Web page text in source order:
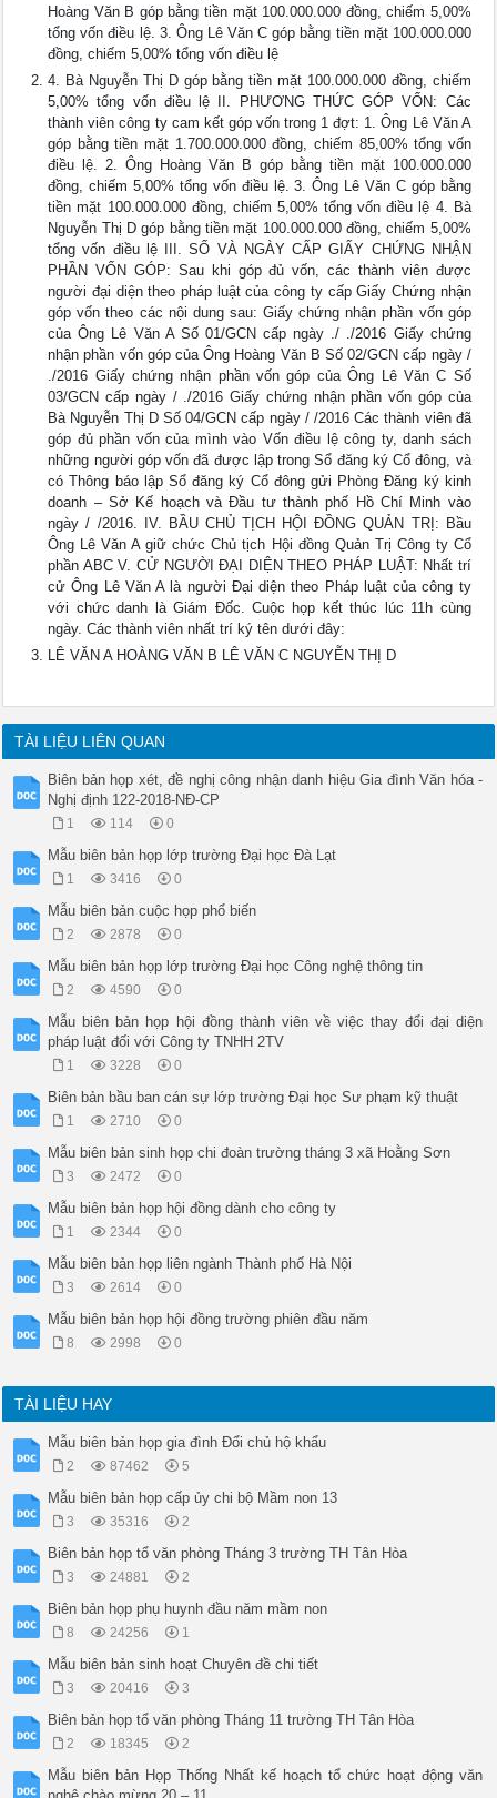
Hoàng Văn B góp bằng tiền mặt 100.000.000 đồng, chiếm 5,00%
tổng vốn điều lệ. 3. Ông Lê Văn C góp bằng tiền mặt 100.000.000
đồng, chiếm 5,00% tổng vốn điều lệ
4. Bà Nguyễn Thị D góp bằng tiền mặt 100.000.000 đồng, chiếm
5,00% tổng vốn điều lệ II. PHƯƠNG THỨC GÓP VỐN: Các
thành viên công ty cam kết góp vốn trong 1 đợt: 1. Ông Lê Văn A
góp bằng tiền mặt 1.700.000.000 đồng, chiếm 85,00% tổng vốn
điều lệ. 2. Ông Hoàng Văn B góp bằng tiền mặt 100.000.000
đồng, chiếm 5,00% tổng vốn điều lệ. 3. Ông Lê Văn C góp bằng
tiền mặt 100.000.000 đồng, chiếm 5,00% tổng vốn điều lệ 4. Bà
Nguyễn Thị D góp bằng tiền mặt 100.000.000 đồng, chiếm 5,00%
tổng vốn điều lệ III. SỐ VÀ NGÀY CẤP GIẤY CHỨNG NHẬN
PHẦN VỐN GÓP: Sau khi góp đủ vốn, các thành viên được
người đại diện theo pháp luật của công ty cấp Giấy Chứng nhận
góp vốn theo các nội dung sau: Giấy chứng nhận phần vốn góp
của Ông Lê Văn A Số 01/GCN cấp ngày ./ ./2016 Giấy chứng
nhận phần vốn góp của Ông Hoàng Văn B Số 02/GCN cấp ngày /
./2016 Giấy chứng nhận phần vốn góp của Ông Lê Văn C Số
03/GCN cấp ngày / ./2016 Giấy chứng nhận phần vốn góp của
Bà Nguyễn Thị D Số 04/GCN cấp ngày / /2016 Các thành viên đã
góp đủ phần vốn của mình vào Vốn điều lệ công ty, danh sách
những người góp vốn đã được lập trong Sổ đăng ký Cổ đông, và
có Thông báo lập Sổ đăng ký Cổ đông gửi Phòng Đăng ký kinh
doanh – Sở Kế hoạch và Đầu tư thành phố Hồ Chí Minh vào
ngày / /2016. IV. BẦU CHỦ TỊCH HỘI ĐỒNG QUẢN TRỊ: Bầu
Ông Lê Văn A giữ chức Chủ tịch Hội đồng Quản Trị Công ty Cổ
phần ABC V. CỬ NGƯỜI ĐẠI DIỆN THEO PHÁP LUẬT: Nhất trí
cử Ông Lê Văn A là người Đại diện theo Pháp luật của công ty
với chức danh là Giám Đốc. Cuộc họp kết thúc lúc 11h cùng
ngày. Các thành viên nhất trí ký tên dưới đây:
LÊ VĂN A HOÀNG VĂN B LÊ VĂN C NGUYỄN THỊ D
TÀI LIỆU LIÊN QUAN
Biên bản họp xét, đề nghị công nhận danh hiệu Gia đình Văn hóa -
Nghị định 122-2018-NĐ-CP
1 114 0
Mẫu biên bản họp lớp trường Đại học Đà Lạt
1 3416 0
Mẫu biên bản cuộc họp phổ biến
2 2878 0
Mẫu biên bản họp lớp trường Đại học Công nghệ thông tin
2 4590 0
Mẫu biên bản họp hội đồng thành viên về việc thay đổi đại diện
pháp luật đối với Công ty TNHH 2TV
1 3228 0
Biên bản bầu ban cán sự lớp trường Đại học Sư phạm kỹ thuật
1 2710 0
Mẫu biên bản sinh họp chi đoàn trường tháng 3 xã Hoằng Sơn
3 2472 0
Mẫu biên bản họp hội đồng dành cho công ty
1 2344 0
Mẫu biên bản họp liên ngành Thành phố Hà Nội
3 2614 0
Mẫu biên bản họp hội đồng trường phiên đầu năm
8 2998 0
TÀI LIỆU HAY
Mẫu biên bản họp gia đình Đổi chủ hộ khẩu
2 87462 5
Mẫu biên bản họp cấp ủy chi bộ Mầm non 13
3 35316 2
Biên bản họp tổ văn phòng Tháng 3 trường TH Tân Hòa
3 24881 2
Biên bản họp phụ huynh đầu năm mầm non
8 24256 1
Mẫu biên bản sinh hoạt Chuyên đề chi tiết
3 20416 3
Biên bản họp tổ văn phòng Tháng 11 trường TH Tân Hòa
2 18345 2
Mẫu biên bản Họp Thống Nhất kế hoạch tổ chức hoạt động văn